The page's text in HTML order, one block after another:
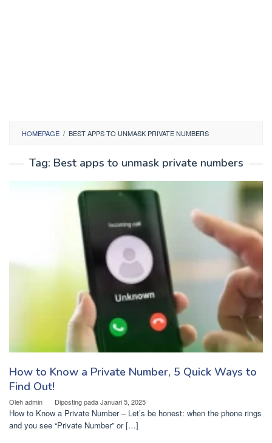
HOMEPAGE / BEST APPS TO UNMASK PRIVATE NUMBERS
Tag: Best apps to unmask private numbers
How to Know a Private Number, 5 Quick Ways to
Find Out!
Olehadmin Diposting padaJanuari 5, 2025
How to Know a Private Number – Let’s be honest: when the phone rings
and you see “Private Number” or […]